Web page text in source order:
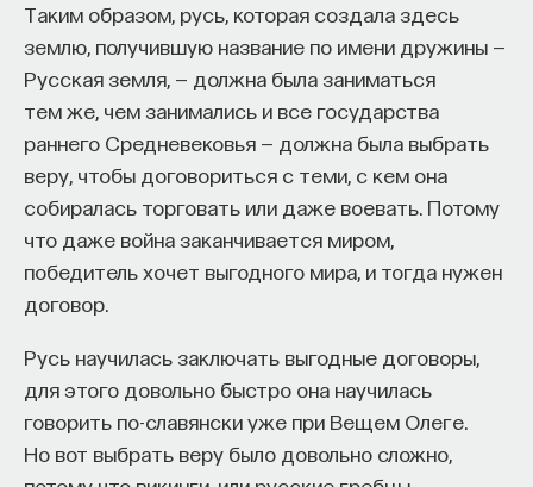
Таким образом, русь, которая создала здесь
землю, получившую название по имени дружины —
Русская земля, — должна была заниматься
тем же, чем занимались и все государства
раннего Средневековья — должна была выбрать
веру, чтобы договориться с теми, с кем она
собиралась торговать или даже воевать. Потому
что даже война заканчивается миром,
победитель хочет выгодного мира, и тогда нужен
договор.
Русь научилась заключать выгодные договоры,
для этого довольно быстро она научилась
говорить по-славянски уже при Вещем Олеге.
Но вот выбрать веру было довольно сложно,
движемся к ним — и дальше все должно
работать. Но в реальности с целеполаганием все
намного сложнее. Проблема не только
во временном разрыве, когда результат должен
проявиться через несколько лет. Ключевой
эффект образования не раскрывается в тот
момент, когда выпускник выходит на работу, —
тогда все только начинается. Дальше человек
адаптируется и еще много лет пользуется тем,
что получил в университете. Если задуматься, как
долго он опирается на свое первое образование,
речь идет не о нескольких годах,
а о десятилетиях».
У университета четыре цели